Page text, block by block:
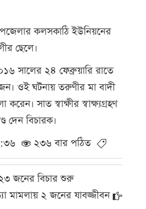
কলসকাঠি ইউনিয়নের
ছেলে।
সালের ২৪ ফেব্রুয়ারি রাতে
ওই ঘটনায় তরুণীর মা বাদী
সাত স্বাক্ষীর স্বাক্ষ্যগ্রহণ
দেন বিচারক।
২৩৬ বার পঠিত
২৩ জনের বিচার শুরু
মামলায় ২ জনের যাবজ্জীবন